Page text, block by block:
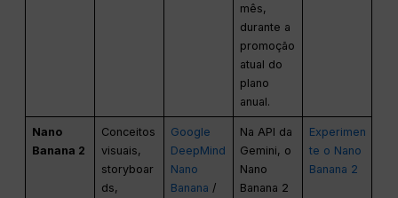
mês,
durante a
promoção
atual do
plano
anual.
Nano
Banana 2
Conceitos
visuais,
storyboar
ds,
Google
DeepMind
Nano
Banana /
Na API da
Gemini, o
Nano
Banana 2
Experimen
te o Nano
Banana 2